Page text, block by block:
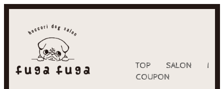
TOP SALON
COUPON